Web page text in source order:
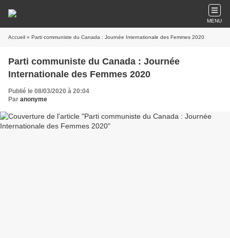
MENU
Accueil » Parti communiste du Canada : Journée Internationale des Femmes 2020
Parti communiste du Canada : Journée
Internationale des Femmes 2020
Publié le 08/03/2020 à 20:04
Par anonyme